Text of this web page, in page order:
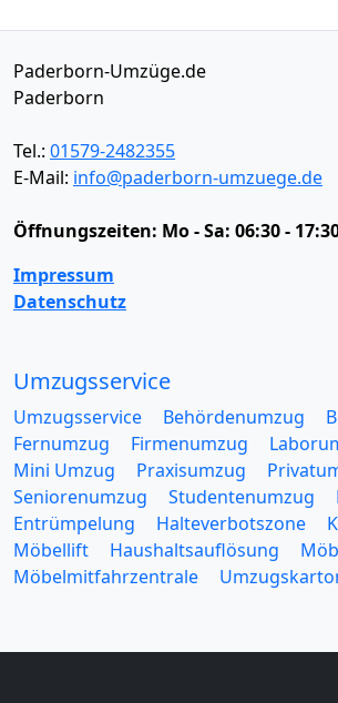
Paderborn-Umzüge.de
Paderborn
Tel.: 01579-2482355
E-Mail: info@paderborn-umzuege.de
Öffnungszeiten: Mo - Sa: 06:30 -
Impressum
Datenschutz
Umzugsservice
Umzugsservice Behördenumzug
Fernumzug
Firmenumzug
Mini Umzug
Praxisumzug
Seniorenumzug
Studentenumzug
Entrümpelung
Halteverbotszone
Möbellift
Haushaltsauflösung
Möbelmitfahrzentrale